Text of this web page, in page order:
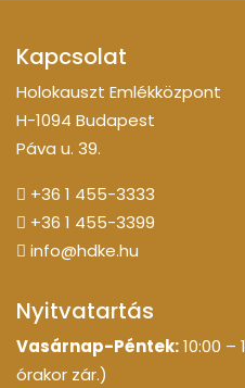
Kapcsolat
Holokauszt Emlékközpont
H-1094 Budapest
Páva u. 39.
+36 1 455-3333
+36 1 455-3399
info@hdke.hu
Nyitvatartás
Vasárnap-Péntek:10:00 –
órakor zár.)